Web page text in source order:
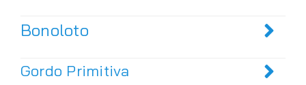
Bonoloto
Gordo Primitiva